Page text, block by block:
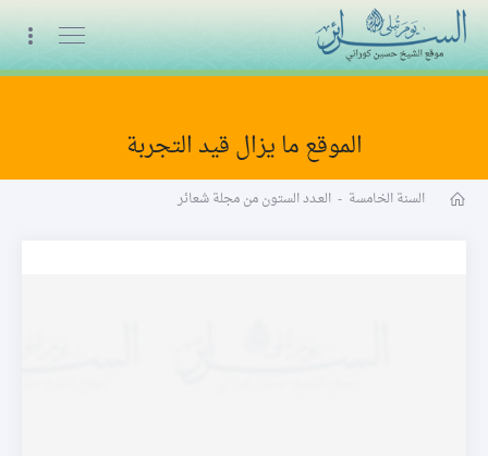
البث المباشر
الموقع ما يزال قيد التجربة
السنة الخامسة - العـدد الستون من مجلة شعائر